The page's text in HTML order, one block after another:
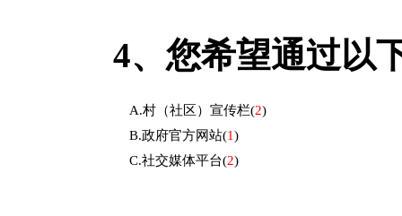
4、 您希望通过以
A.村（社区）宣传栏(2)
B.政府官方网站(1)
C.社交媒体平台(2)